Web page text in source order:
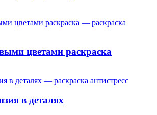
цветами раскраска
в деталях